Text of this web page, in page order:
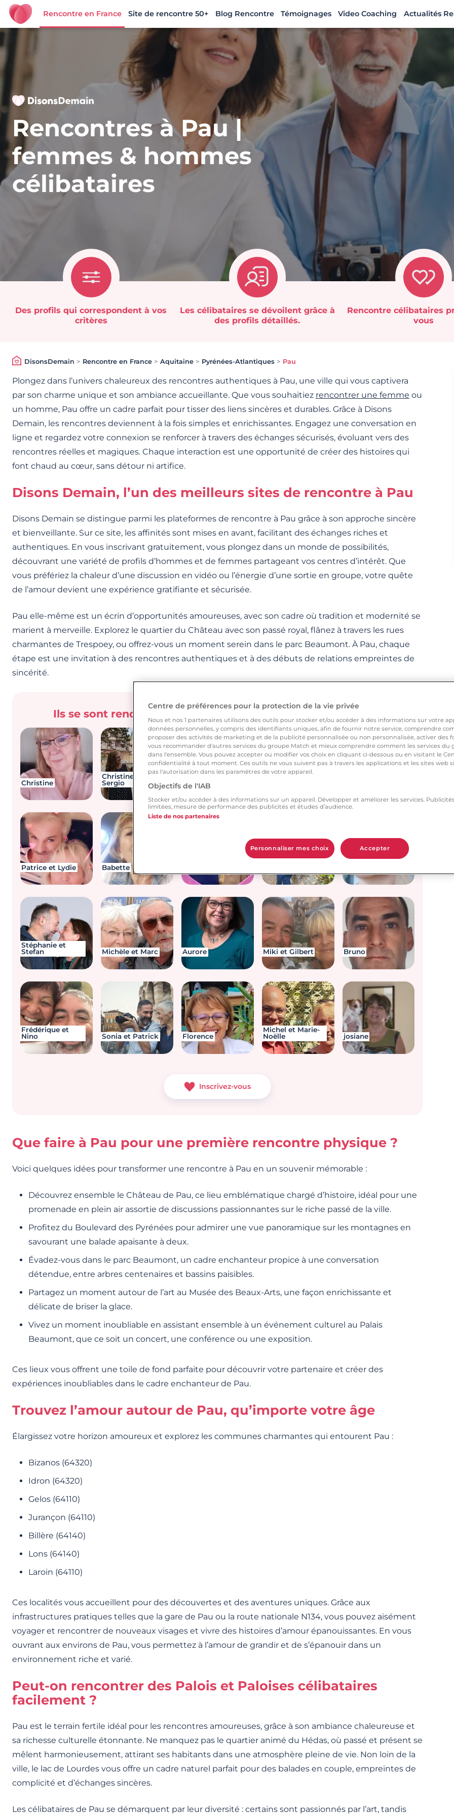
DisonsDemain.fr - Site de rencontres plus de 50 ans
Rencontre en France Site de rencontre 50+ Blog Rencontre Témoignages Video Coaching Actualités
Rencontres à Pau |
femmes & hommes
célibataires
Des profils qui correspondent à vos
critères
Les célibataires se dévoilent grâce à
des profils détaillés.
Rencontre célibataires
vous
DisonsDemain > Rencontre en France > Aquitaine > Pyrénées-Atlantiques > Pau
Plongez dans l’univers chaleureux des rencontres authentiques à Pau, une ville qui vous captivera
par son charme unique et son ambiance accueillante. Que vous souhaitiez rencontrer une femme ou
un homme, Pau offre un cadre parfait pour tisser des liens sincères et durables. Grâce à Disons
Demain, les rencontres deviennent à la fois simples et enrichissantes. Engagez une conversation en
ligne et regardez votre connexion se renforcer à travers des échanges sécurisés, évoluant vers des
rencontres réelles et magiques. Chaque interaction est une opportunité de créer des histoires qui
font chaud au cœur, sans détour ni artifice.
Disons Demain, l’un des meilleurs sites de rencontre à Pau
Disons Demain se distingue parmi les plateformes de rencontre à Pau grâce à son approche sincère
et bienveillante. Sur ce site, les affinités sont mises en avant, facilitant des échanges riches et
authentiques. En vous inscrivant gratuitement, vous plongez dans un monde de possibilités,
découvrant une variété de profils d’hommes et de femmes partageant vos centres d’intérêt. Que
vous préfériez la chaleur d’une discussion en vidéo ou l’énergie d’une sortie en groupe, votre quête
de l’amour devient une expérience gratifiante et sécurisée.
Pau elle-même est un écrin d’opportunités amoureuses, avec son cadre où tradition et modernité se
marient à merveille. Explorez le quartier du Château avec son passé royal, flânez à travers les rues
charmantes de Trespoey, ou offrez-vous un moment serein dans le parc Beaumont. À Pau, chaque
étape est une invitation à des rencontres authentiques et à des débuts de relations empreintes de
sincérité.
Ils se sont rencontrés sur DisonsDemain. Soyez le prochain !
Christine
Christine et
Sergio
Gilles et Sylvie
Simone et
Patrice et Lydie Babette
Stéphanie et
Stefan
Michèle et Marc Aurore Miki et Gilbert Bruno
Frédérique et
Nino
Sonia et Patrick Florence
Michel et Marie-
Noëlle
josiane
Inscrivez-vous
Que faire à Pau pour une première rencontre physique ?
Voici quelques idées pour transformer une rencontre à Pau en un souvenir mémorable :
Découvrez ensemble le Château de Pau, ce lieu emblématique chargé d’histoire, idéal pour une
promenade en plein air assortie de discussions passionnantes sur le riche passé de la ville.
Profitez du Boulevard des Pyrénées pour admirer une vue panoramique sur les montagnes en
savourant une balade apaisante à deux.
Évadez-vous dans le parc Beaumont, un cadre enchanteur propice à une conversation
détendue, entre arbres centenaires et bassins paisibles.
Partagez un moment autour de l’art au Musée des Beaux-Arts, une façon enrichissante et
délicate de briser la glace.
Vivez un moment inoubliable en assistant ensemble à un événement culturel au Palais
Beaumont, que ce soit un concert, une conférence ou une exposition.
Ces lieux vous offrent une toile de fond parfaite pour découvrir votre partenaire et créer des
expériences inoubliables dans le cadre enchanteur de Pau.
Trouvez l’amour autour de Pau, qu’importe votre âge
Élargissez votre horizon amoureux et explorez les communes charmantes qui entourent Pau :
Bizanos (64320)
Idron (64320)
Gelos (64110)
Jurançon (64110)
Billère (64140)
Lons (64140)
Laroin (64110)
Ces localités vous accueillent pour des découvertes et des aventures uniques. Grâce aux
infrastructures pratiques telles que la gare de Pau ou la route nationale N134, vous pouvez aisément
voyager et rencontrer de nouveaux visages et vivre des histoires d’amour épanouissantes. En vous
ouvrant aux environs de Pau, vous permettez à l’amour de grandir et de s’épanouir dans un
environnement riche et varié.
Peut-on rencontrer des Palois et Paloises célibataires
facilement ?
Pau est le terrain fertile idéal pour les rencontres amoureuses, grâce à son ambiance chaleureuse et
sa richesse culturelle étonnante. Ne manquez pas le quartier animé du Hédas, où passé et présent se
mêlent harmonieusement, attirant ses habitants dans une atmosphère pleine de vie. Non loin de la
ville, le lac de Lourdes vous offre un cadre naturel parfait pour des balades en couple, empreintes de
complicité et d’échanges sincères.
Les célibataires de Pau se démarquent par leur diversité : certains sont passionnés par l’art, tandis
Centre de préférences pour la protection de la vie privée
Nous et nos 1 partenaires utilisons des outils pour stocker et/ou accéder à des informations sur votre
données personnelles, y compris des identifiants uniques, afin de fournir notre service, comprendre
proposer des activités de marketing et de la publicité personnalisée ou non personnalisée, activer des
vous recommander d'autres services du groupe Match et mieux comprendre comment les services du
dans l'ensemble. Vous pouvez accepter ou modifier vos choix en cliquant ci-dessous ou en visitant le
confidentialité à tout moment. Ces outils ne vous suivent pas à travers les applications et les sites web
pas l'autorisation dans les paramètres de votre appareil.
Objectifs de l'IAB
Stocker et/ou accéder à des informations sur un appareil. Développer et améliorer les services.
limitées, mesure de performance des publicités et études d’audience.
Liste de nos partenaires
Personnaliser mes choix Accepter